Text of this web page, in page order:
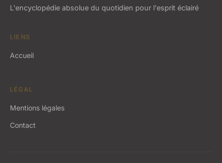
L'encyclopédie absolue du quotidien pour l'esprit éclairé
LIENS
Accueil
LÉGAL
Mentions légales
Contact